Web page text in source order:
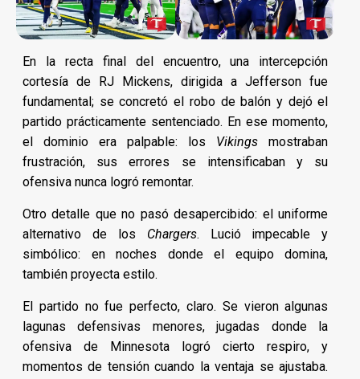
En la recta final del encuentro, una intercepción
cortesía de RJ Mickens, dirigida a Jefferson fue
fundamental; se concretó el robo de balón y dejó el
partido prácticamente sentenciado. En ese momento,
el dominio era palpable: los Vikings mostraban
frustración, sus errores se intensificaban y su
ofensiva nunca logró remontar.
Otro detalle que no pasó desapercibido: el uniforme
alternativo de los Chargers. Lució impecable y
simbólico: en noches donde el equipo domina,
también proyecta estilo.
El partido no fue perfecto, claro. Se vieron algunas
lagunas defensivas menores, jugadas donde la
ofensiva de Minnesota logró cierto respiro, y
momentos de tensión cuando la ventaja se ajustaba.